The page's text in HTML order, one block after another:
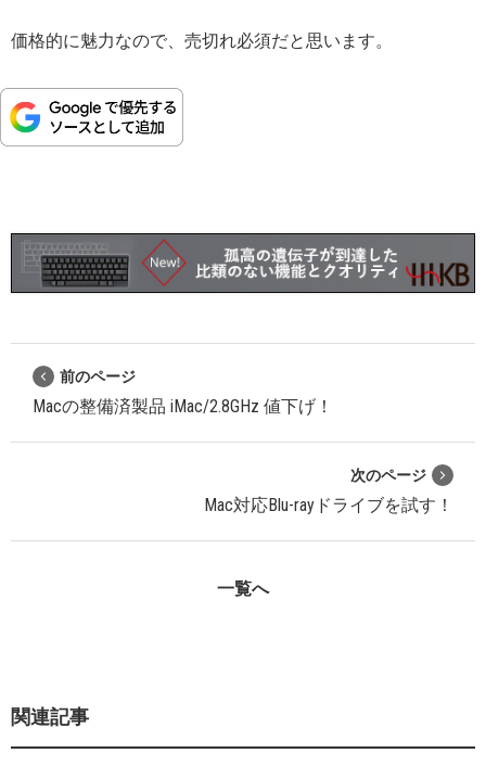
価格的に魅力なので、売切れ必須だと思います。
前のページ
Macの整備済製品 iMac/2.8GHz 値下げ！
次のページ
Mac対応Blu-rayドライブを試す！
一覧へ
関連記事